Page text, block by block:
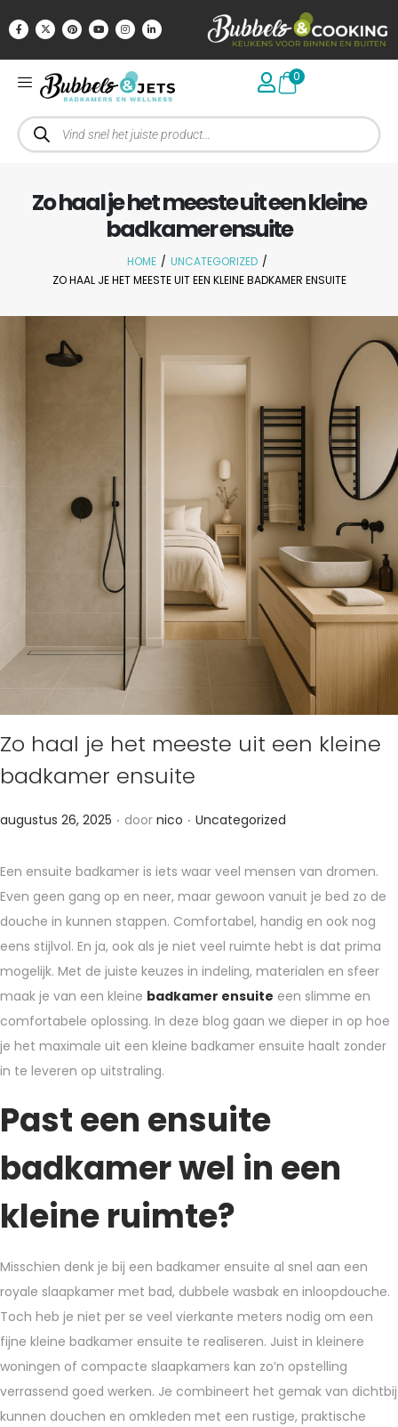
0
Zo haal je het meeste uit een kleine
badkamer ensuite
HOME / UNCATEGORIZED /
ZO HAAL JE HET MEESTE UIT EEN KLEINE BADKAMER ENSUITE
Zo haal je het meeste uit een kleine
badkamer ensuite
G
p
l
a
a
t
s
t
o
p
augustus 26, 2025 . door nico . G
p
l
a
a
t
s
t
i
Uncategorized
Een ensuite badkamer is iets waar veel mensen van dromen.
Even geen gang op en neer, maar gewoon vanuit je bed zo de
douche in kunnen stappen. Comfortabel, handig en ook nog
eens stijlvol. En ja, ook als je niet veel ruimte hebt is dat prima
mogelijk. Met de juiste keuzes in indeling, materialen en sfeer
maak je van een kleine badkamer ensuite een slimme en
comfortabele oplossing. In deze blog gaan we dieper in op hoe
je het maximale uit een kleine badkamer ensuite haalt zonder
in te leveren op uitstraling.
Past een ensuite
badkamer wel in een
kleine ruimte?
Misschien denk je bij een badkamer ensuite al snel aan een
royale slaapkamer met bad, dubbele wasbak en inloopdouche.
Toch heb je niet per se veel vierkante meters nodig om een
fijne kleine badkamer ensuite te realiseren. Juist in kleinere
woningen of compacte slaapkamers kan zo’n opstelling
verrassend goed werken. Je combineert het gemak van dichtbij
kunnen douchen en omkleden met een rustige, praktische